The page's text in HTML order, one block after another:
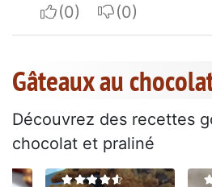
I apreciateI do not
Gâteaux au
Découvrez des recettes
chocolat et praliné